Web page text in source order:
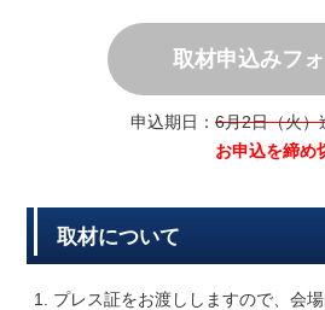
取材申込みフ
申込期日： 6月2日（火）
お申込を締め
取材について
プレス証をお渡ししますので、会